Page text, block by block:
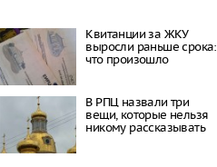
Квитанции за ЖКУ
выросли раньше срока:
что произошло
В РПЦ назвали три
вещи, которые нельзя
никому рассказывать